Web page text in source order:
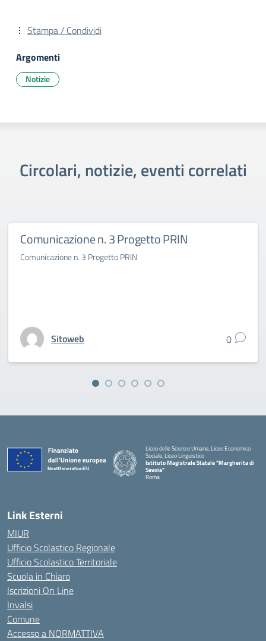
Stampa / Condividi
Argomenti
Notizie
Circolari, notizie, eventi correlati
Comunicazione n. 3 Progetto PRIN
Comunicazione n. 3 Progetto PRIN
Sitoweb 0
Liceo delle Scienze Umane, Liceo Economico
Sociale, Liceo Linguistico
Istituto Magistrale Statale "Margherita di
Savoia"
Roma
Link Esterni
MIUR
Ufficio Scolastico Regionale
Ufficio Scolastico Territoriale
Scuola in Chiaro
Iscrizioni On Line
Invalsi
Comune
Accesso a NORMATTIVA